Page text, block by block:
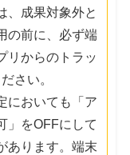
、成果対象外と
の前に、必ず端
リからのトラッ
さい。
においても「ア
」をOFFにして
あります。端末